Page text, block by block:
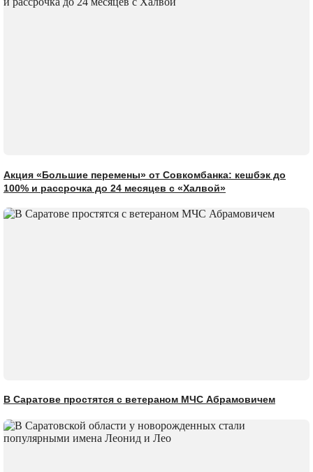
Акция «Большие перемены» от Совкомбанка: кешбэк до
100% и рассрочка до 24 месяцев с «Халвой»
В Саратове простятся с ветераном МЧС Абрамовичем